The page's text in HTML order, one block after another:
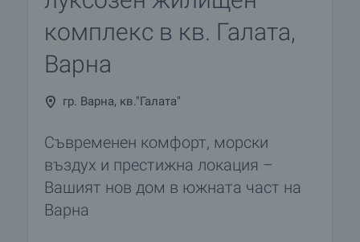
комплекс в кв. Галата,
Варна
гр. Варна, кв."Галата"
Съвременен комфорт, морски
въздух и престижна локация –
Вашият нов дом в южната част на
Варна